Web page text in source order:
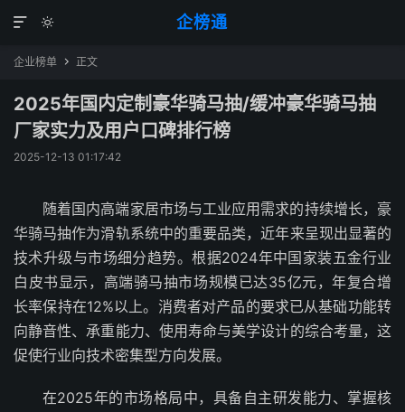
企榜通


企业榜单  正文
2025年国内定制豪华骑马抽/缓冲豪华骑马抽
厂家实力及用户口碑排行榜
2025-12-13 01:17:42
随着国内高端家居市场与工业应用需求的持续增长，豪
华骑马抽作为滑轨系统中的重要品类，近年来呈现出显著的
技术升级与市场细分趋势。根据2024年中国家装五金行业
白皮书显示，高端骑马抽市场规模已达35亿元，年复合增
长率保持在12%以上。消费者对产品的要求已从基础功能转
向静音性、承重能力、使用寿命与美学设计的综合考量，这
促使行业向技术密集型方向发展。
在2025年的市场格局中，具备自主研发能力、掌握核